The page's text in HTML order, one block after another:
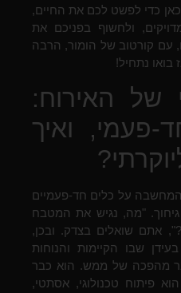
כדי לפשט לכם את החיים,
ולחשוף בפניכם את
עם קורטוב של הומור, הרבה
בואו נתחיל!
של האירוח:
פעמי, ואיך
על כלים חד-פעמיים
גיחוך. "מה, נגיש את המטבח
אתם שואלים בצדק. ובכן,
שבו הקיימות והנוחות
מהפכה של ממש. הוא כבר
פיתוח טכנולוגי, אסתטי,